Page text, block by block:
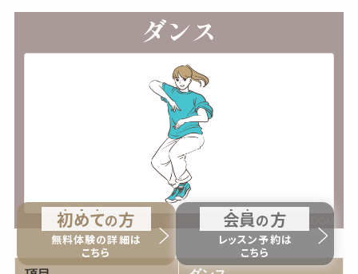
初めての方
無料体験の詳細は
こちら
会員の方
レッスン予約は
こちら